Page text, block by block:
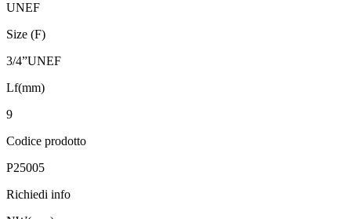
UNEF
Size (F)
3/4”UNEF
Lf(mm)
9
Codice prodotto
P25005
Richiedi info